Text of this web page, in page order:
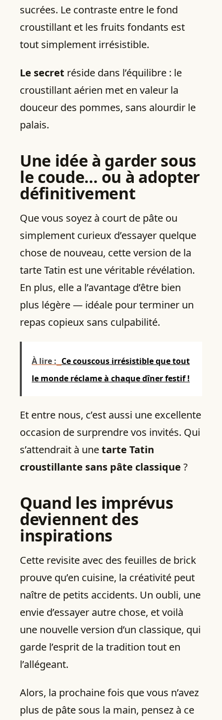
sucrées. Le contraste entre le fond
croustillant et les fruits fondants est
tout simplement irrésistible.
Le secret réside dans l’équilibre : le
croustillant aérien met en valeur la
douceur des pommes, sans alourdir le
palais.
Une idée à garder sous
le coude… ou à adopter
définitivement
Que vous soyez à court de pâte ou
simplement curieux d’essayer quelque
chose de nouveau, cette version de la
tarte Tatin est une véritable révélation.
En plus, elle a l’avantage d’être bien
plus légère — idéale pour terminer un
repas copieux sans culpabilité.
À lire : Ce couscous irrésistible que tout
le monde réclame à chaque dîner festif !
Et entre nous, c’est aussi une excellente
occasion de surprendre vos invités. Qui
s’attendrait à unetarte Tatin
croustillante sans pâte classique ?
Quand les imprévus
deviennent des
inspirations
Cette revisite avec des feuilles de brick
prouve qu’en cuisine, la créativité peut
naître de petits accidents. Un oubli, une
envie d’essayer autre chose, et voilà
une nouvelle version d’un classique, qui
garde l’esprit de la tradition tout en
l’allégeant.
Alors, la prochaine fois que vous n’avez
plus de pâte sous la main, pensez à ce